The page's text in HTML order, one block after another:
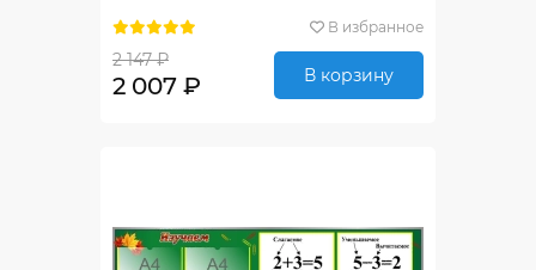
В избранное
2 147 ₽
2 007 ₽ В корзину